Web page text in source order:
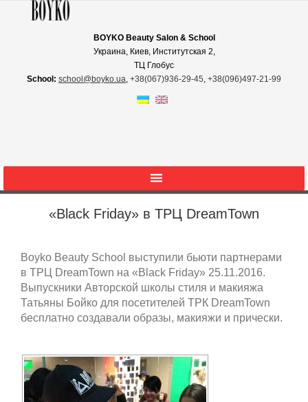
BOYKO Beauty Salon & School
Украина, Киев, Институтская 2,
ТЦ Глобус
School: school@boyko.ua, +38(067)936‑29‑45, +38(096)497‑21‑99
«Black Friday» в ТРЦ DreamTown
Boyko Beauty School выступили бьюти партнерами
в ТРЦ DreamTown на «Black Friday» 25.11.2016.
Выпускники Авторской школы стиля и макияжа
Татьяны Бойко для посетителей ТРК DreamTown
бесплатно создавали образы, макияжи и прически.